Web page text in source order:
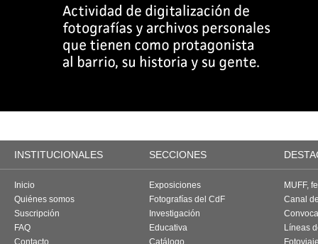
INSTITUCIONALES SECCIONES
Inicio
Quiénes somos
Suscripción
FAQ
Contacto
Exposiciones
Fotografías del CdF
Investigación
Educativa
Catálogo
MUFF,
Canal
Líneas